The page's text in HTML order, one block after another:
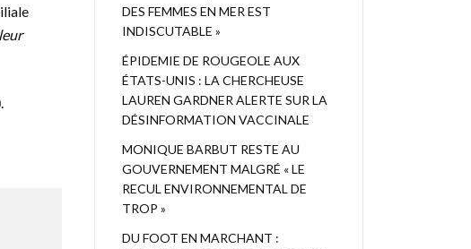
.
DES FEMMES EN MER EST
INDISCUTABLE »
ÉPIDEMIE DE ROUGEOLE AUX
ÉTATS-UNIS : LA CHERCHEUSE
LAUREN GARDNER ALERTE SUR LA
DÉSINFORMATION VACCINALE
MONIQUE BARBUT RESTE AU
GOUVERNEMENT MALGRÉ « LE
RECUL ENVIRONNEMENTAL DE
TROP »
DU FOOT EN MARCHANT :